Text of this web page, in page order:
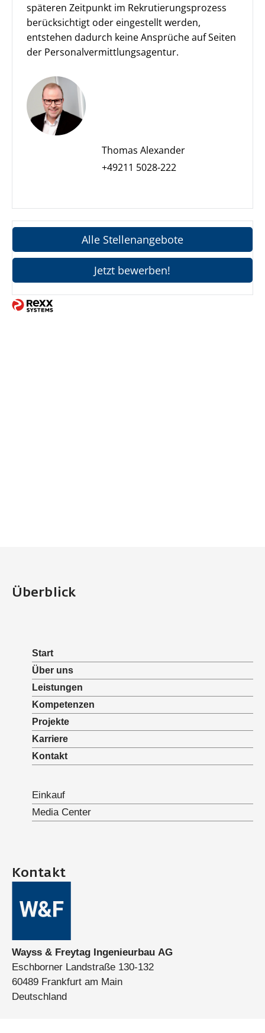
späteren Zeitpunkt im Rekrutierungs­prozess
berücksichtigt oder eingestellt werden,
entstehen dadurch keine Ansprüche auf Seiten
der Personalvermittlungsagentur.
Thomas Alexander
+49211 5028-222
Alle Stellenangebote
Jetzt bewerben!
Überblick
Start
Über uns
Leistungen
Kompetenzen
Projekte
Karriere
Kontakt
Einkauf
Media Center
Kontakt
Wayss & Freytag Ingenieurbau AG
Eschborner Landstraße 130-132
60489 Frankfurt am Main
Deutschland